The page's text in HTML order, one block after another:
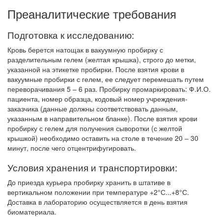
Преаналитические требования
Подготовка к исследованию:
Кровь берется натощак в вакуумную пробирку с
разделительным гелем (желтая крышка), строго до метки,
указанной на этикетке пробирки. После взятия крови в
вакуумные пробирки с гелем, ее следует перемешать путем
переворачивания 5 – 6 раз. Пробирку промаркировать: Ф.И.О.
пациента, номер образца, кодовый номер учреждения-
заказчика (данные должны соответствовать данным,
указанным в направительном бланке). После взятия крови
пробирку с гелем для получения сыворотки (с желтой
крышкой) необходимо оставить на столе в течение 20 – 30
минут, после чего отцентрифугировать.
Условия хранения и транспортировки:
До приезда курьера пробирку хранить в штативе в
вертикальном положении при температуре +2°С...+8°С.
Доставка в лабораторию осуществляется в день взятия
биоматериала.